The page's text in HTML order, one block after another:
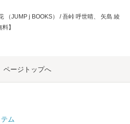
（JUMP j BOOKS） / 吾峠 呼世晴、 矢島 綾
】
ページトップへ
ム